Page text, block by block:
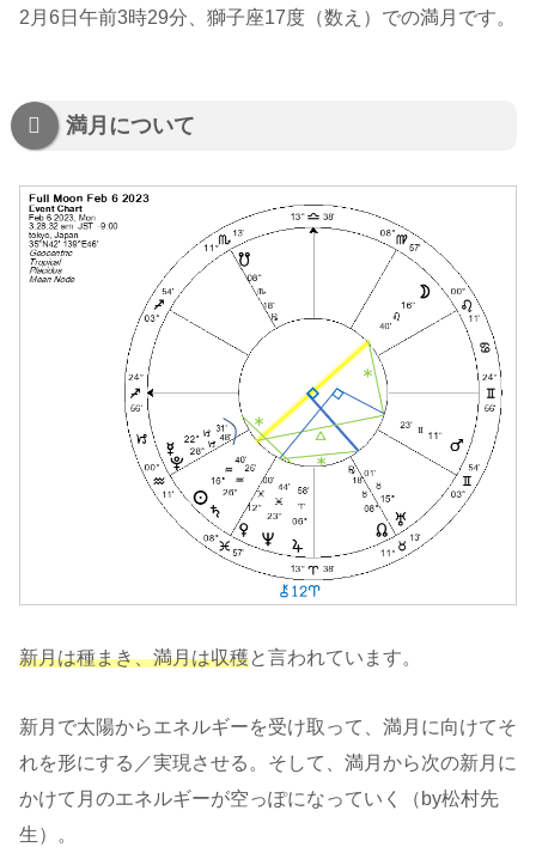
2月6日午前3時29分、獅子座17度（数え）での満月です。
満月について
新月は種まき、満月は収穫と言われています。
新月で太陽からエネルギーを受け取って、満月に向けてそ
れを形にする／実現させる。そして、満月から次の新月に
かけて月のエネルギーが空っぽになっていく（by松村先
生）。